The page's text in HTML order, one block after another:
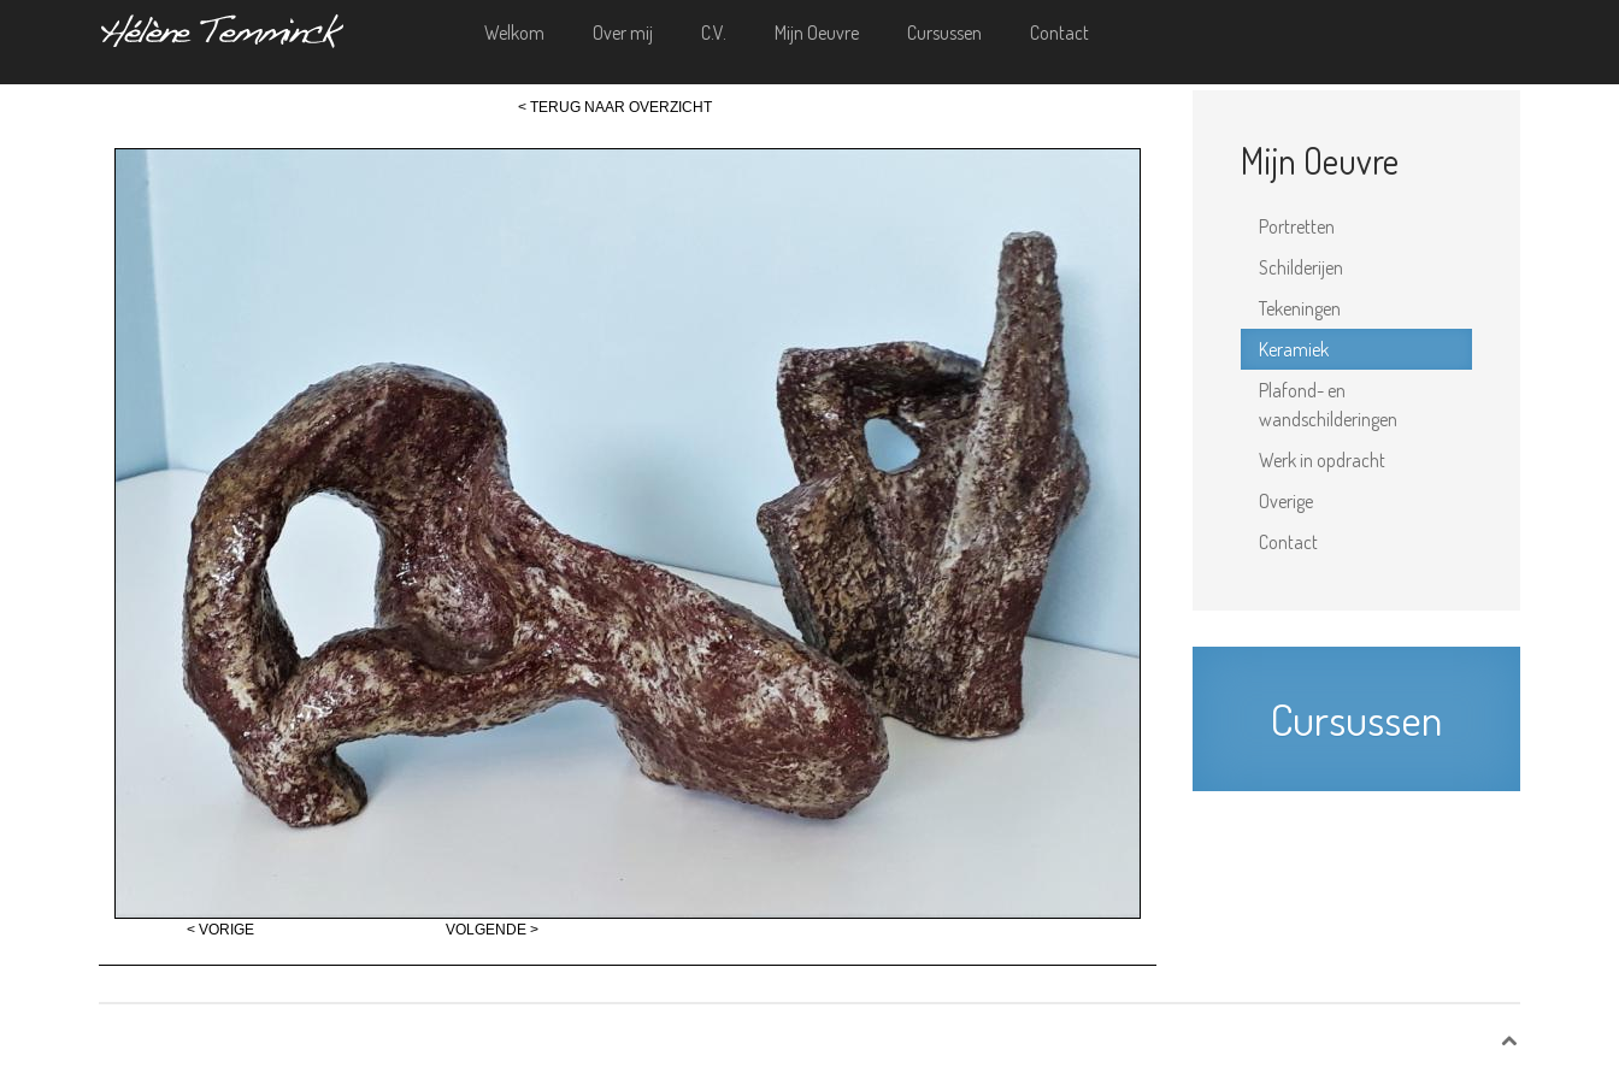
Welkom Over mij C.V. Mijn Oeuvre Cursussen Contact
< TERUG NAAR OVERZICHT
< VORIGE VOLGENDE >
Mijn Oeuvre
Portretten
Schilderijen
Tekeningen
Keramiek
Plafond- en
wandschilderingen
Werk in opdracht
Overige
Contact
Cursussen